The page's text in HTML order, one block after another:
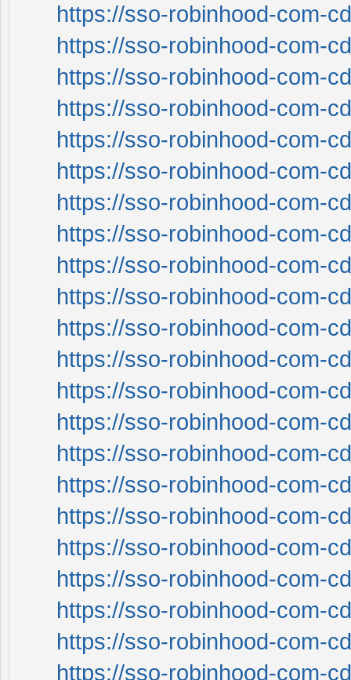
https://sso-robinhood-com-
https://sso-robinhood-com-
https://sso-robinhood-com-
https://sso-robinhood-com-
https://sso-robinhood-com-
https://sso-robinhood-com-
https://sso-robinhood-com-
https://sso-robinhood-com-
https://sso-robinhood-com-
https://sso-robinhood-com-
https://sso-robinhood-com-
https://sso-robinhood-com-
https://sso-robinhood-com-
https://sso-robinhood-com-
https://sso-robinhood-com-
https://sso-robinhood-com-
https://sso-robinhood-com-
https://sso-robinhood-com-
https://sso-robinhood-com-
https://sso-robinhood-com-
https://sso-robinhood-com-
https://sso-robinhood-com-